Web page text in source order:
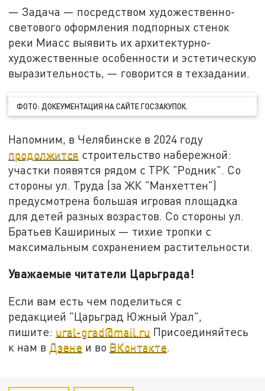
— Задача — посредством художественно-
светового оформления подпорных стенок
реки Миасс выявить их архитектурно-
художественные особенности и эстетическую
выразительность, — говорится в техзадании.
ФОТО: ДОКЕУМЕНТАЦИЯ НА САЙТЕ ГОСЗАКУПОК.
Напомним, в Челябинске в 2024 году
продолжится строительство набережной:
участки появятся рядом с ТРК "Родник". Со
стороны ул. Труда (за ЖК "Манхеттен")
предусмотрена большая игровая площадка
для детей разных возрастов. Со стороны ул.
Братьев Кашириных — тихие тропки с
максимальным сохранением растительности.
Уважаемые читатели Царьграда!
Если вам есть чем поделиться с
редакцией "Царьград Южный Урал",
пишите: ural-grad@mail.ru Присоединяйтесь
к нам в Дзене и во ВКонтакте.